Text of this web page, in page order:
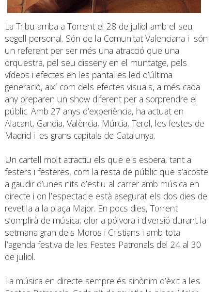
La Tribu arriba a Torrent el 28 de juliol amb el seu
segell personal. Són de la Comunitat Valenciana i són
un referent per ser més una atracció que una
orquestra, pel seu disseny en el muntatge, pels
vídeos i efectes en les pantalles led d’última
generació, així com dels efectes visuals, a més cada
any preparen un show diferent per a sorprendre el
públic. Amb 27 anys d’experiència, ha actuat en
Alacant, Gandia, València, Múrcia, Terol, les festes de
Madrid i les grans capitals de Catalunya.
Un cartell molt atractiu els que els espera, tant a
festers i festeres, com la resta de públic que s’acoste
a gaudir d’unes nits d’estiu al carrer amb música en
directe i on l’espectacle està asegurat els dos dies de
revetlla a la plaça Major. En pocs dies, Torrent
s’omplirà de música, olor a pólvora i diversió durant la
setmana gran dels Moros i Cristians i amb tota
l’agenda festiva de les Festes Patronals del 24 al 30
de juliol.
La música en directe sempre és sinònim d’èxit a les